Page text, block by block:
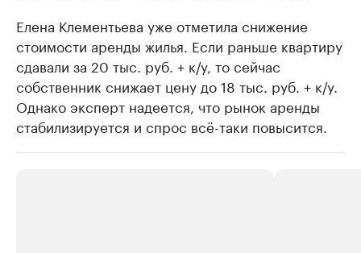
Елена Клементьева уже отметила снижение
стоимости аренды жилья. Если раньше квартиру
сдавали за 20 тыс. руб. + к/у, то сейчас
собственник снижает цену до 18 тыс. руб. + к/у.
Однако эксперт надеется, что рынок аренды
стабилизируется и спрос всё-таки повысится.